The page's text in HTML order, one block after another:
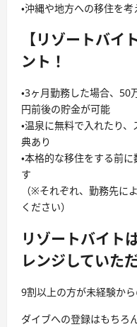
・沖縄や地方への移住を
【リゾートバイ
ント！
・3ヶ月勤務した場合、
円前後の貯金が可能
・温泉に無料で入れたり
典あり
・本格的な移住をする前
す
（※それぞれ、勤務先に
ください）
リゾートバイト
レンジしていた
9割以上の方が未経験から
ダイブへの登録はもちろ